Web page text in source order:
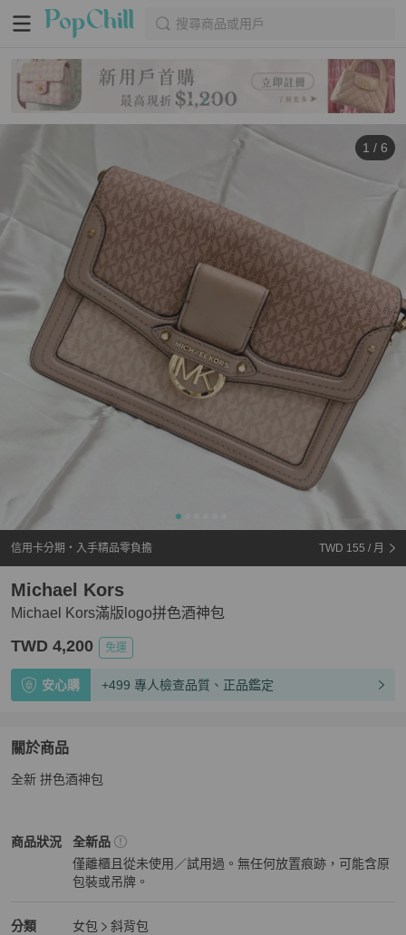
搜尋商品或用戶
1 / 6
信用卡分期・入手精品零負擔 TWD 155 / 月
Michael Kors滿版logo拼色酒神包
Michael Kors
TWD 4,200 免運
安心購 +499 專人檢查品質、正品鑑定
關於商品
關於 Michael Kors滿版logo拼色酒神包
全新 拼色酒神包
商品狀況
Michael Kors女包商品狀態與細節
全新品
僅離櫃且從未使用／試用過。無任何放置痕跡，可能含原
包裝或吊牌。
分類
Michael Kors女包 分類資訊
女包
斜背包